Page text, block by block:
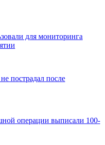
для мониторинга
пострадал после
операции выписали 100-